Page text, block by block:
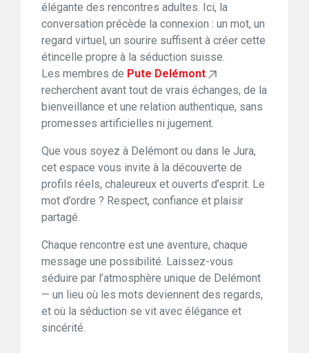
élégante des rencontres adultes. Ici, la
conversation précède la connexion : un mot, un
regard virtuel, un sourire suffisent à créer cette
étincelle propre à la séduction suisse.
Les membres de Pute Delémont
recherchent avant tout de vrais échanges, de la
bienveillance et une relation authentique, sans
promesses artificielles ni jugement.
Que vous soyez à Delémont ou dans le Jura,
cet espace vous invite à la découverte de
profils réels, chaleureux et ouverts d’esprit. Le
mot d’ordre ? Respect, confiance et plaisir
partagé.
Chaque rencontre est une aventure, chaque
message une possibilité. Laissez-vous
séduire par l’atmosphère unique de Delémont
— un lieu où les mots deviennent des regards,
et où la séduction se vit avec élégance et
sincérité.